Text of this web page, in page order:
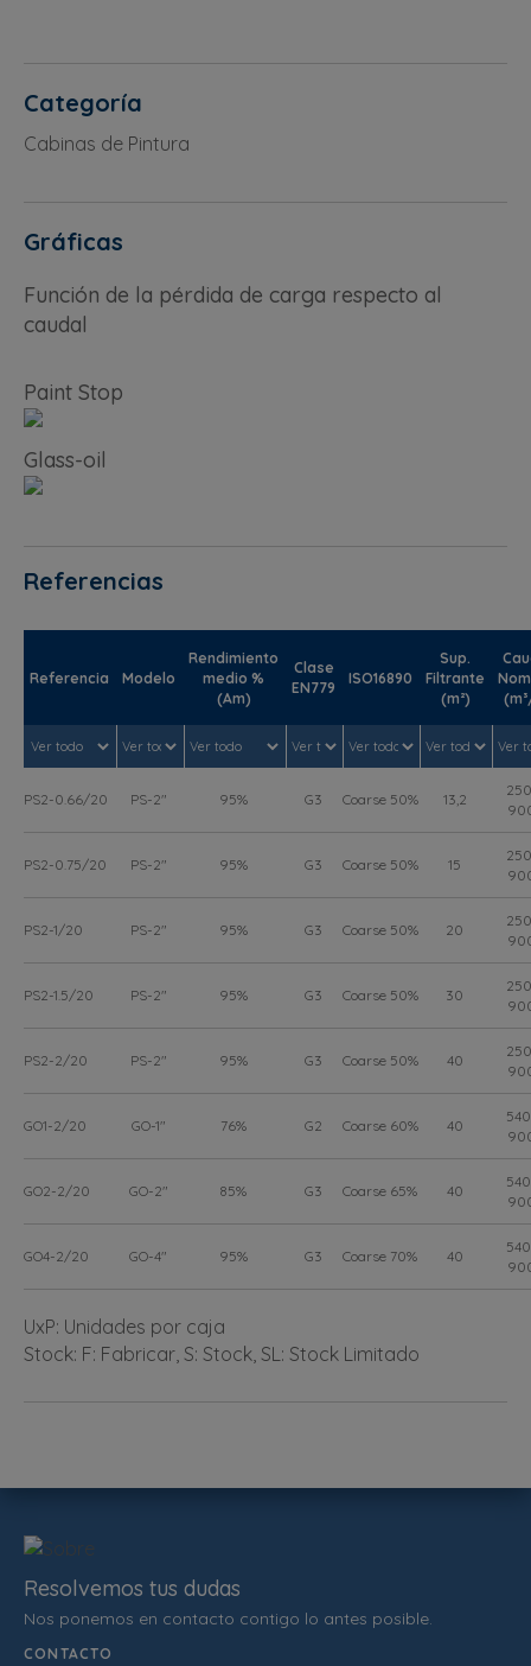
Categoría
Cabinas de Pintura
Gráficas
Función de la pérdida de carga respecto al
caudal
Paint Stop
Glass-oil
Referencias
Referencia Modelo
Rendimiento
medio %
(Am)
Clase
EN779
ISO16890
Sup.
Filtrante
(m²)
PS2-0.66/20 PS-2" 95% G3 Coarse 50% 13,2
PS2-0.75/20 PS-2" 95% G3 Coarse 50% 15
PS2-1/20 PS-2" 95% G3 Coarse 50% 20
PS2-1.5/20 PS-2" 95% G3 Coarse 50% 30
PS2-2/20 PS-2" 95% G3 Coarse 50% 40
GO1-2/20 GO-1" 76% G2 Coarse 60% 40
GO2-2/20 GO-2" 85% G3 Coarse 65% 40
GO4-2/20 GO-4" 95% G3 Coarse 70% 40
UxP: Unidades por caja
Stock: F: Fabricar, S: Stock, SL: Stock Limitado
Resolvemos tus dudas
Nos ponemos en contacto contigo lo antes posible.
CONTACTO